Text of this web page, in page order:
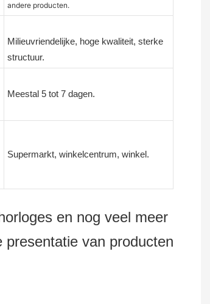
andere producten.
Milieuvriendelijke, hoge kwaliteit, sterke
structuur.
Meestal 5 tot 7 dagen.
Supermarkt, winkelcentrum, winkel.
en nog veel meer
van producten